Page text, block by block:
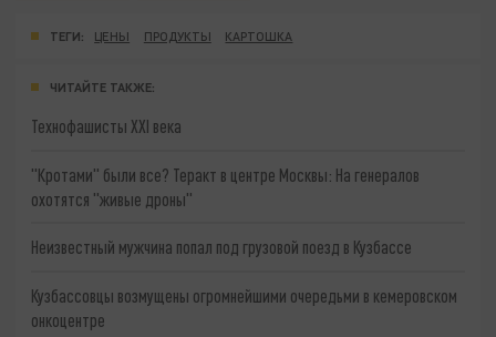
ТЕГИ: ЦЕНЫ ПРОДУКТЫ КАРТОШКА
ЧИТАЙТЕ ТАКЖЕ:
Технофашисты XXI века
"Кротами" были все? Теракт в центре Москвы: На генералов
охотятся "живые дроны"
Неизвестный мужчина попал под грузовой поезд в Кузбассе
Кузбассовцы возмущены огромнейшими очередьми в кемеровском
онкоцентре